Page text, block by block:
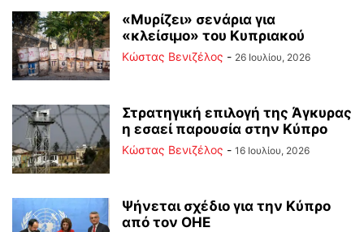
«Μυρίζει» σενάρια για
«κλείσιμο» του Κυπριακού
Κώστας Βενιζέλος - 26 Ιουλίου, 2026
Στρατηγική επιλογή της Άγκυρας
η εσαεί παρουσία στην Κύπρο
Κώστας Βενιζέλος - 16 Ιουλίου, 2026
Ψήνεται σχέδιο για την Κύπρο
από τον ΟΗΕ